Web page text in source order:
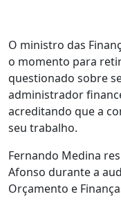
O ministro das
o momento para
questionado sobre
administrador
acreditando que a
seu trabalho.
Fernando Medina
Afonso durante a
Orçamento e